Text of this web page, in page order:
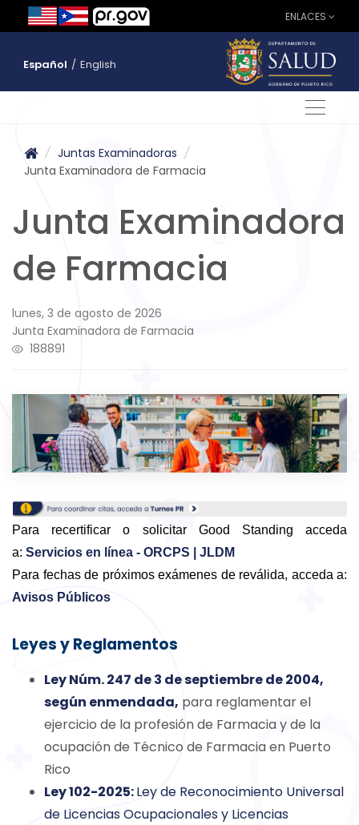
ENLACES
Español / English
/ Juntas Examinadoras /
Junta Examinadora de Farmacia
Junta Examinadora
de Farmacia
lunes, 3 de agosto de 2026
Junta Examinadora de Farmacia
188891
Para recertificar o solicitar Good Standing acceda
a: Servicios en línea - ORCPS | JLDM
Para fechas de próximos exámenes de reválida, acceda a:
Avisos Públicos
Leyes y Reglamentos
Ley Núm. 247 de 3 de septiembre de 2004,
según enmendada, para reglamentar el
ejercicio de la profesión de Farmacia y de la
ocupación de Técnico de Farmacia en Puerto
Rico
Ley 102-2025:Ley de Reconocimiento Universal
de Licencias Ocupacionales y Licencias